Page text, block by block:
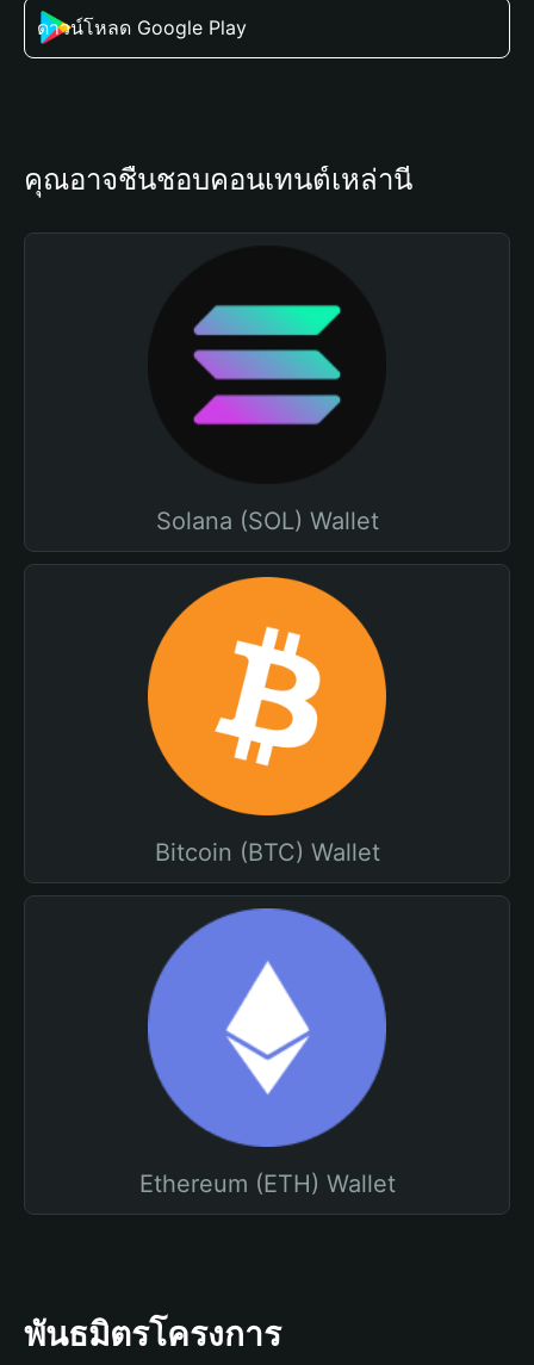
ดาวน์โหลด Google Play
คุณอาจชื่นชอบคอนเทนต์เหล่านี้
Solana (SOL) Wallet
Bitcoin (BTC) Wallet
Ethereum (ETH) Wallet
พันธมิตรโครงการ